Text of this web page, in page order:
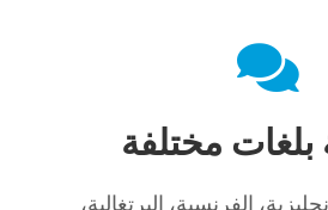
مختلفة
الفرنسية، البرتغالية،